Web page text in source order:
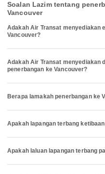
Soalan Lazim tentang
Vancouver
Adakah Air Transat menyediakan
Vancouver?
Adakah Air Transat menyediakan
penerbangan ke Vancouver?
Berapa lamakah penerbangan ke
Apakah lapangan terbang
Apakah laluan lapangan terbang